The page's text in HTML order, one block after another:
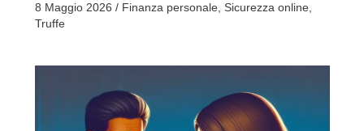
8 Maggio 2026 / Finanza personale, Sicurezza online,
Truffe